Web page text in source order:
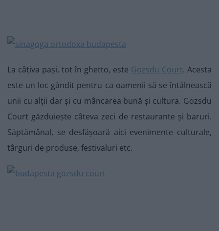
La câțiva pași, tot în ghetto, este Gozsdu Court. Acesta
este un loc gândit pentru ca oamenii să se întâlnească
unii cu alții dar și cu mâncarea bună și cultura. Gozsdu
Court găzduiește câteva zeci de restaurante și baruri.
Săptămânal, se desfășoară aici evenimente culturale,
târguri de produse, festivaluri etc.